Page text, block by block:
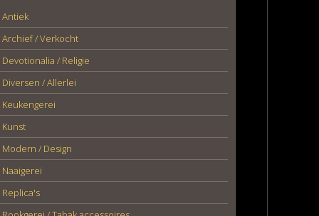
Antiek
Archief / Verkocht
Devotionalia / Religie
Diversen / Allerlei
Keukengerei
Kunst
Modern / Design
Naaigerei
Replica's